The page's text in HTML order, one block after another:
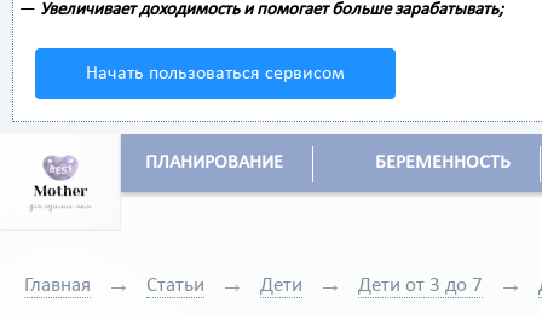
— Увеличивает доходимость и помогает больше зарабатывать;
Начать пользоваться сервисом
ПЛАНИРОВАНИЕ БЕРЕМЕННОСТЬ
Главная Статьи Дети Дети от 3 до 7